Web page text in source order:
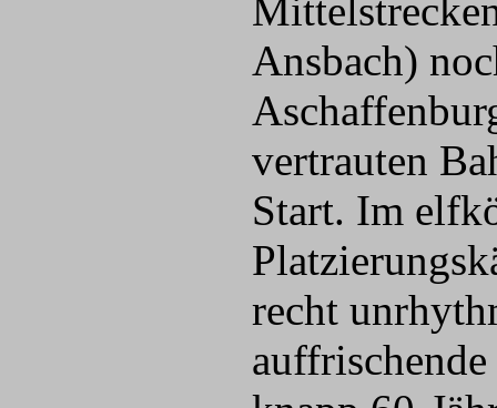
Ansbach)
vertrauten
Start. Im
recht